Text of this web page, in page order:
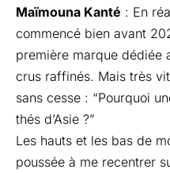
Maïmouna Kanté : En
commencé bien avant
première marque dédiée
crus raffinés. Mais très
sans cesse : “Pourquoi
thés d’Asie ?”
Les hauts et les bas de
poussée à me recentrer